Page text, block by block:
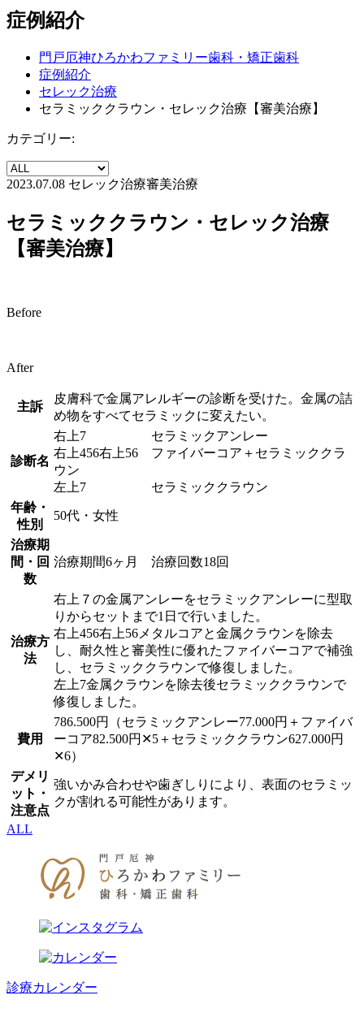
症例紹介
門戸厄神ひろかわファミリー歯科・矯正歯科
症例紹介
セレック治療
セラミッククラウン・セレック治療【審美治療】
カテゴリー:
2023.07.08 セレック治療審美治療
セラミッククラウン・セレック治療
【審美治療】
Before
After
主訴
皮膚科で金属アレルギーの診断を受けた。金属の詰
め物をすべてセラミックに変えたい。
診断名
右上7 セラミックアンレー
右上456右上56 ファイバーコア＋セラミッククラ
ウン
左上7 セラミッククラウン
年齢・
性別
50代・女性
治療期
間・回
数
治療期間6ヶ月 治療回数18回
治療方
法
右上７の金属アンレーをセラミックアンレーに型取
りからセットまで1日で行いました。
右上456右上56メタルコアと金属クラウンを除去
し、耐久性と審美性に優れたファイバーコアで補強
し、セラミッククラウンで修復しました。
左上7金属クラウンを除去後セラミッククラウンで
修復しました。
費用
786.500円（セラミックアンレー77.000円＋ファイバ
ーコア82.500円✕5＋セラミッククラウン627.000円
✕6）
デメリ
ット・
注意点
強いかみ合わせや歯ぎしりにより、表面のセラミッ
クが割れる可能性があります。
ALL
診療カレンダー